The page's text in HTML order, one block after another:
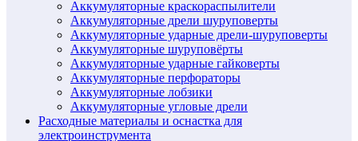
Аккумуляторные краскораспылители
Аккумуляторные дрели шуруповерты
Аккумуляторные ударные дрели-шуруповерты
Аккумуляторные шуруповёрты
Аккумуляторные ударные гайковерты
Аккумуляторные перфораторы
Аккумуляторные лобзики
Аккумуляторные угловые дрели
Расходные материалы и оснастка для
электроинструмента